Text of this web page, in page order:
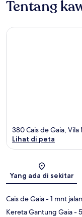
Tentang
380 Cais de Gaia,
Lihat di peta
Yang ada di sekitar
Cais de Gaia- 1 mnt
Kereta Gantung Gaia-